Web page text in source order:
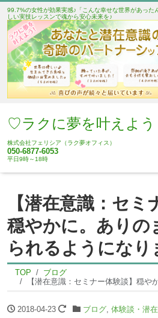
99.7%の女性が効果実感♪「こんな幸せな世界があっ
しい実技レッスンで魂から安心未来を♪
♡ラクに夢を叶えよ
株式会社フェリシア（ラク夢オフィス）
050-6877-6053
平日9時～18時
【潜在意識：セミ
穏やかに。ありの
られるようになり
TOP
ブログ
【潜在意識：セミナー体験談】穏やかに。ありの
2018-04-23 ブログ, 体験談・潜